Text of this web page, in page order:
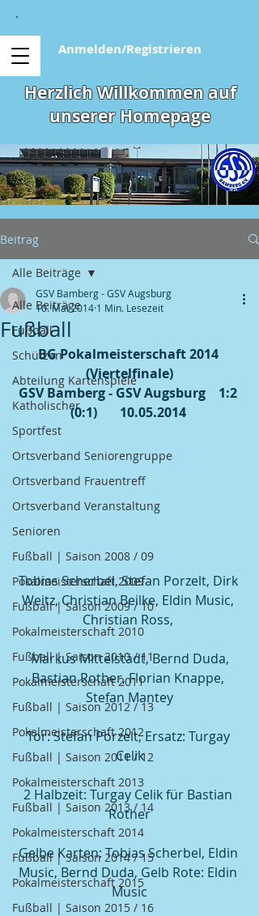
Anmelden/Registrieren
Herzlich Willkommen auf
unserer Homepage
Beitrag
Alle Beiträge
Fußball
Schützen
Abteilung Kartenspiele
Katholischer
Sportfest
Ortsverband Seniorengruppe
Ortsverband Frauentreff
Ortsverband Veranstaltung
Senioren
Fußball | Saison 2008 / 09
Pokalmeisterschaft 2009
Fußball | Saison 2009 / 10
Pokalmeisterschaft 2010
Fußball | Saison 2010 / 11
Pokalmeisterschaft 2011
Fußball | Saison 2012 / 13
Pokalmeisterschaft 2012
Fußball | Saison 2011 / 12
Pokalmeisterschaft 2013
Fußball | Saison 2013 / 14
Pokalmeisterschaft 2014
Fußball | Saison 2014 / 15
Pokalmeisterschaft 2015
Fußball | Saison 2015 / 16
Alle Beiträge
Fußball
GSV Bamberg - GSV Augsburg
10. Mai 2014 1 Min. Lesezeit
BG Pokalmeisterschaft 2014
(Viertelfinale)
GSV Bamberg - GSV Augsburg    1:2
(0:1)       10.05.2014
Tobias Scherbel, Stefan Porzelt, Dirk
Weitz, Christian Beilke, Eldin Music,
Christian Ross,
Markus Mittelstädt, Bernd Duda,
Bastian Rother, Florian Knappe,
Stefan Mantey
Tor: Stefan Porzelt, Ersatz: Turgay
Celik
2 Halbzeit: Turgay Celik für Bastian
Rother
Gelbe Karten: Tobias Scherbel, Eldin
Music, Bernd Duda, Gelb Rote: Eldin
Music